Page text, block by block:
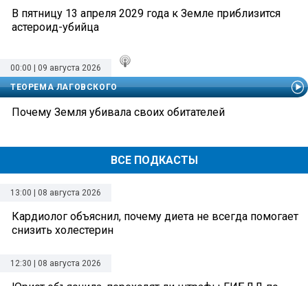
ВСЕ ПОДКАСТЫ
В пятницу 13 апреля 2029 года к Земле приблизится
астероид-убийца
00:00 | 09 августа 2026
ТЕОРЕМА ЛАГОВСКОГО
Почему Земля убивала своих обитателей
13:00 | 08 августа 2026
Кардиолог объяснил, почему диета не всегда помогает
снизить холестерин
12:30 | 08 августа 2026